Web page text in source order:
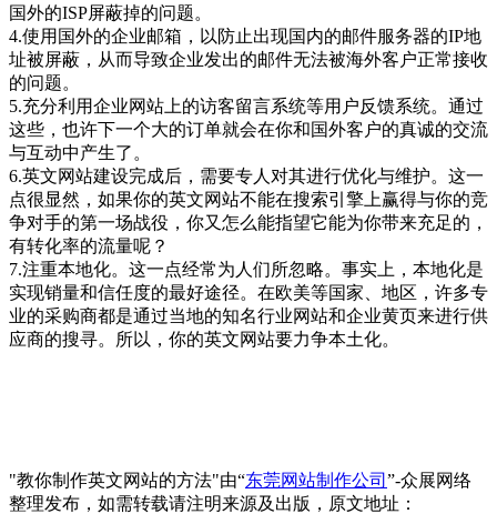
国外的ISP屏蔽掉的问题。
4.使用国外的企业邮箱，以防止出现国内的邮件服务器的IP地
址被屏蔽，从而导致企业发出的邮件无法被海外客户正常接收
的问题。
5.充分利用企业网站上的访客留言系统等用户反馈系统。通过
这些，也许下一个大的订单就会在你和国外客户的真诚的交流
与互动中产生了。
6.英文网站建设完成后，需要专人对其进行优化与维护。这一
点很显然，如果你的英文网站不能在搜索引擎上赢得与你的竞
争对手的第一场战役，你又怎么能指望它能为你带来充足的，
有转化率的流量呢？
7.注重本地化。这一点经常为人们所忽略。事实上，本地化是
实现销量和信任度的最好途径。在欧美等国家、地区，许多专
业的采购商都是通过当地的知名行业网站和企业黄页来进行供
应商的搜寻。所以，你的英文网站要力争本土化。
"教你制作英文网站的方法"由“东莞网站制作公司 ”-众展网络
整理发布，如需转载请注明来源及出版，原文地址：